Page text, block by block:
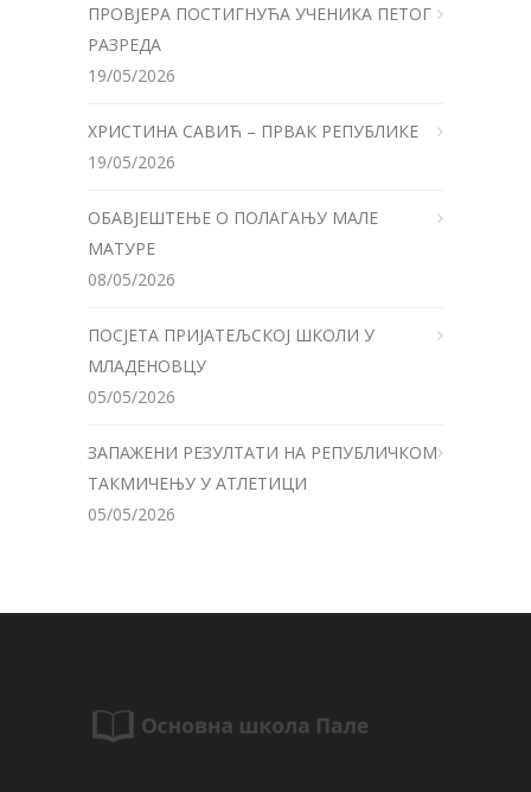
ПРОВЈЕРА ПОСТИГНУЋА УЧЕНИКА ПЕТОГ
РАЗРЕДА
19/05/2026
ХРИСТИНА САВИЋ – ПРВАК РЕПУБЛИКЕ
19/05/2026
ОБАВЈЕШТЕЊЕ О ПОЛАГАЊУ МАЛЕ
МАТУРЕ
08/05/2026
ПОСЈЕТА ПРИЈАТЕЉСКОЈ ШКОЛИ У
МЛАДЕНОВЦУ
05/05/2026
ЗАПАЖЕНИ РЕЗУЛТАТИ НА РЕПУБЛИЧКОМ
ТАКМИЧЕЊУ У АТЛЕТИЦИ
05/05/2026